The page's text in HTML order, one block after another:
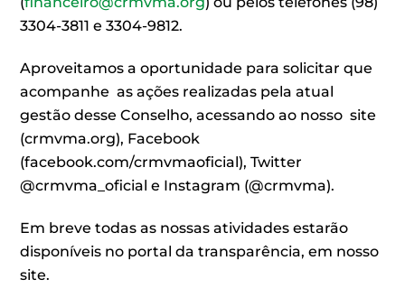
3304-3811 e 3304-9812.
Aproveitamos a oportunidade para solicitar que
acompanhe as ações realizadas pela atual
gestão desse Conselho, acessando ao nosso site
(crmvma.org), Facebook
(facebook.com/crmvmaoficial), Twitter
@crmvma_oficial e Instagram (@crmvma).
Em breve todas as nossas atividades estarão
disponíveis no portal da transparência, em nosso
site.